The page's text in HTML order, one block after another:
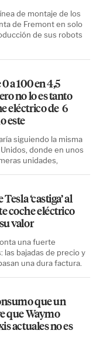
de montaje de los
de Fremont en solo
de sus robots
a 100 en 4,5
no lo es tanto
eléctrico de 6
este
siguiendo la misma
donde en unos
unidades,
‘castiga’ al
coche eléctrico
valor
una fuerte
las bajadas de precio y
una dura factura.
que un
que Waymo
actuales no es